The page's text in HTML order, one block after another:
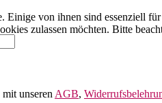
unseren AGB,
Einige von ihnen sind essenziell
zulassen möchten. Bitte